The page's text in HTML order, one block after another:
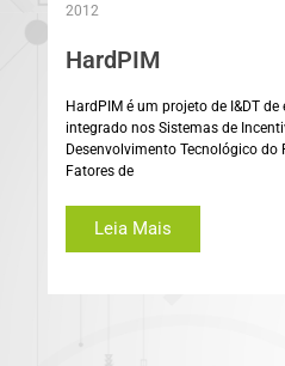
2012
HardPIM
HardPIM é um projeto de I&DT
integrado nos Sistemas de
Desenvolvimento Tecnológico do
Fatores de
Leia Mais